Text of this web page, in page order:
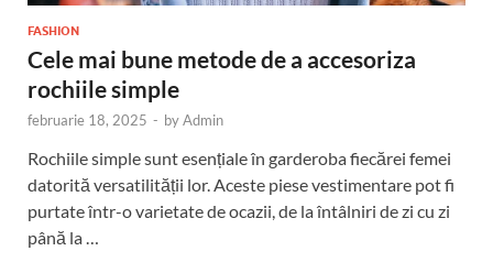
FASHION
Cele mai bune metode de a accesoriza
rochiile simple
februarie 18, 2025 - byAdmin
Rochiile simple sunt esențiale în garderoba fiecărei femei
datorită versatilității lor. Aceste piese vestimentare pot fi
purtate într-o varietate de ocazii, de la întâlniri de zi cu zi
până la …